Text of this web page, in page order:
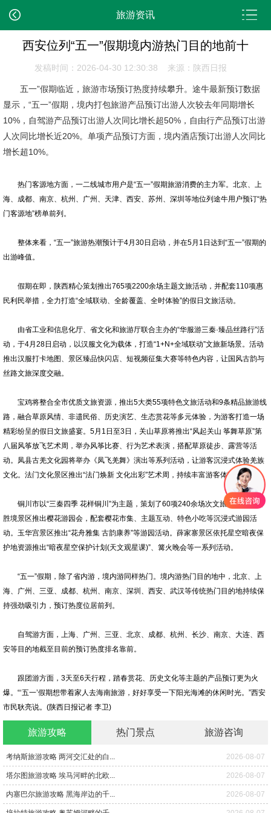
旅游资讯
西安位列“五一”假期境内游热门目的地前十
发稿时间：2026-04-30 12:30:38 来源：陕西日报
五一”假期临近，旅游市场预订热度持续攀升。途牛最新预订数据
显示，“五一”假期，境内打包旅游产品预订出游人次较去年同期增长
10%，自驾游产品预订出游人次同比增长超50%，自由行产品预订出游
人次同比增长近20%。单项产品预订方面，境内酒店预订出游人次同比
增长超10%。
热门客源地方面，一二线城市用户是“五一”假期旅游消费的主力军。北京、上
海、成都、南京、杭州、广州、天津、西安、苏州、深圳等地位列途牛用户预订“热
门客源地”榜单前列。
整体来看，“五一”旅游热潮预计于4月30日启动，并在5月1日达到“五一”假期的
出游峰值。
假期在即，陕西精心策划推出765项2200余场主题文旅活动，并配套110项惠
民利民举措，全力打造“全域联动、全龄覆盖、全时体验”的假日文旅活动。
由省工业和信息化厅、省文化和旅游厅联合主办的“华服游三秦·臻品丝路行”活
动，于4月28日启动，以汉服文化为载体，打造“1+N+全域联动”文旅新场景。活动
推出汉服打卡地图、景区臻品快闪店、短视频征集大赛等特色内容，让国风古韵与
丝路文旅深度交融。
宝鸡将整合全市优质文旅资源，推出5大类55项特色文旅活动和9条精品旅游线
路，融合草原风情、非遗民俗、历史演艺、生态赏花等多元体验，为游客打造一场
精彩纷呈的假日文旅盛宴。5月1日至3日，关山草原将推出“风起关山 筝舞草原”第
八届风筝放飞艺术周，举办风筝比赛、行为艺术表演，搭配草原徒步、露营等活
动。凤县古羌文化园将举办《凤飞羌舞》演出等系列活动，让游客沉浸式体验羌族
文化。法门文化景区推出“法门焕新 文化出彩”艺术周，持续丰富游客体验。
铜川市以“三秦四季 花样铜川”为主题，策划了60项240余场次文旅活动。溪山
胜境景区推出樱花游园会，配套樱花市集、主题互动、特色小吃等沉浸式游园活
动。玉华宫景区推出“花舟雅集 古韵康养”等游园活动。薛家寨景区依托星空暗夜保
护地资源推出“暗夜星空保护计划(天文观星课)”、篝火晚会等一系列活动。
“五一”假期，除了省内游，境内游同样热门。境内游热门目的地中，北京、上
海、广州、三亚、成都、杭州、南京、深圳、西安、武汉等传统热门目的地持续保
持强劲吸引力，预订热度位居前列。
自驾游方面，上海、广州、三亚、北京、成都、杭州、长沙、南京、大连、西
安等目的地截至目前的预订热度排名靠前。
跟团游方面，3天至6天行程，踏春赏花、历史文化等主题的产品预订更为火
爆。“‘五一’假期想带着家人去海南旅游，好好享受一下阳光海滩的休闲时光。”西安
市民耿亮说。(陕西日报记者 李卫)
旅游攻略 热门景点 旅游咨询
考纳斯旅游攻略 两河交汇处的白... 2026-08-07
塔尔图旅游攻略 埃马河畔的北欧... 2026-08-07
内塞巴尔旅游攻略 黑海岸边的千... 2026-08-07